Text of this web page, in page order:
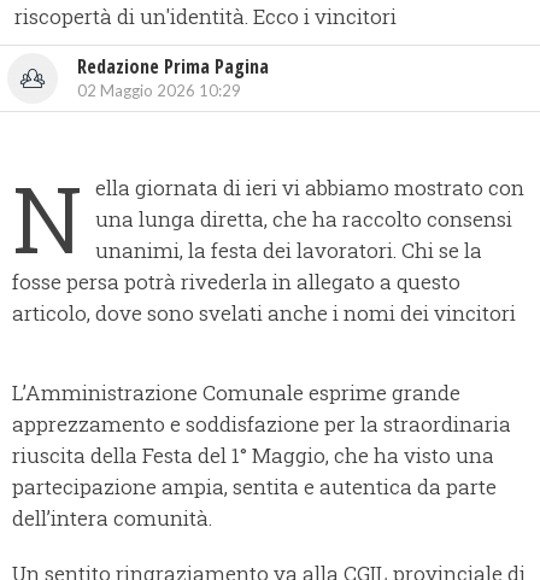
riscopertà di un'identità. Ecco i vincitori
Redazione Prima Pagina
02 Maggio 2026 10:29
N ella giornata di ieri vi abbiamo mostrato con
una lunga diretta, che ha raccolto consensi
unanimi, la festa dei lavoratori. Chi se la
fosse persa potrà rivederla in allegato a questo
articolo, dove sono svelati anche i nomi dei vincitori
L’Amministrazione Comunale esprime grande
apprezzamento e soddisfazione per la straordinaria
riuscita della Festa del 1° Maggio, che ha visto una
partecipazione ampia, sentita e autentica da parte
dell’intera comunità.
Un sentito ringraziamento va alla CGIL provinciale di